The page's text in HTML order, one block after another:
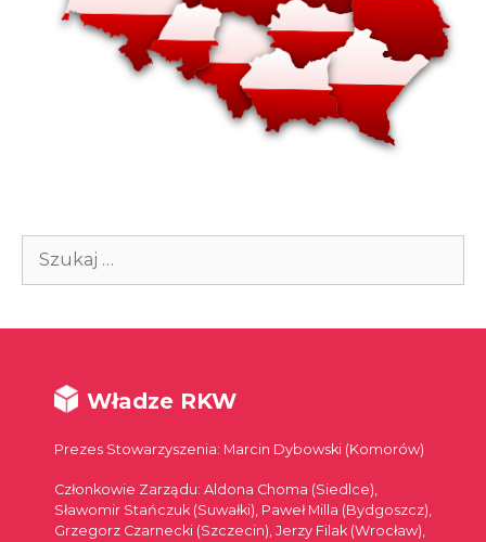
Szukaj:
Władze RKW
Prezes Stowarzyszenia: Marcin Dybowski (Komorów)
Członkowie Zarządu: Aldona Choma (Siedlce),
Sławomir Stańczuk (Suwałki), Paweł Milla (Bydgoszcz),
Grzegorz Czarnecki (Szczecin), Jerzy Filak (Wrocław),